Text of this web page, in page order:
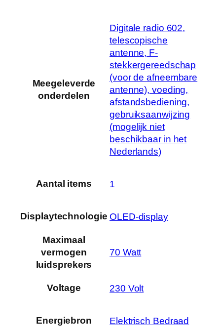
Meegeleverde
onderdelen
‎Digitale radio 602,
telescopische
antenne, F-
stekkergereedschap
(voor de afneembare
antenne), voeding,
afstandsbediening,
gebruiksaanwijzing
(mogelijk niet
beschikbaar in het
Nederlands)
Aantal items ‎1
Displaytechnologie ‎OLED-display
Maximaal
vermogen
luidsprekers
‎70 Watt
Voltage ‎230 Volt
Energiebron ‎Elektrisch Bedraad